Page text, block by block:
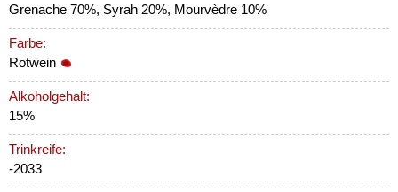
Grenache 70%, Syrah 20%, Mourvèdre 10%
Farbe:
Rotwein
Alkoholgehalt:
15%
Trinkreife:
-2033